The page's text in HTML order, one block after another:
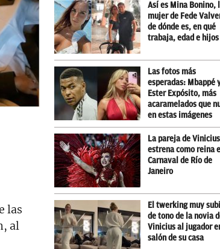
las
al
Así es Mina Bonino,
mujer de Fede
de dónde es, en qué
trabaja, edad e hijos
Las fotos más
esperadas: Mbappé
Ester Expósito, más
acaramelados que
en estas imágenes
La pareja de
estrena como reina
Carnaval de Río de
Janeiro
El twerking muy
de tono de la novia
Vinicius al jugador
salón de su casa